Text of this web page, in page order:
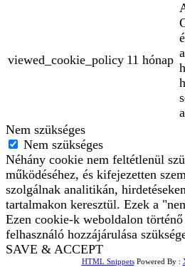
viewed_cookie_policy 11 hónap
Nem szükséges
Nem szükséges
Néhány cookie nem feltétlenül
működéséhez, és kifejezetten
szolgálnak analitikán,
tartalmakon keresztül. Ezek a
Ezen cookie-k weboldalon
felhasználó hozzájárulása
SAVE & ACCEPT
HTML SnippetsPowered By :